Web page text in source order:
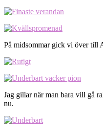
På midsommar gick vi över till
Jag gillar när man bara vill gå
nu.